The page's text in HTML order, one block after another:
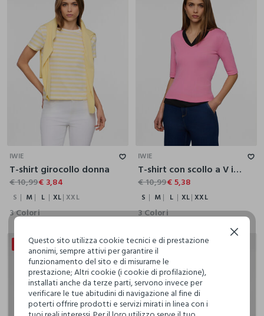
XXL
IWIE
T-shirt girocollo donna
€ 10,99€ 3,84
S M L XL XXL
3 Colori
IWIE
T-shirt con scollo a V in costina donna
€ 10,99€ 5,38
S M L XL XXL
3 Colori
20% + 30% DI SCONTO
Questo sito utilizza cookie tecnici e di prestazione
anonimi, sempre attivi per garantire il
funzionamento del sito e di misurarne le
prestazione; Altri cookie (i cookie di profilazione),
installati anche da terze parti, servono invece per
verificare le tue abitudini di navigazione al fine di
poterti offrire prodotti e servizi mirati in linea con i
Continua senza accettare